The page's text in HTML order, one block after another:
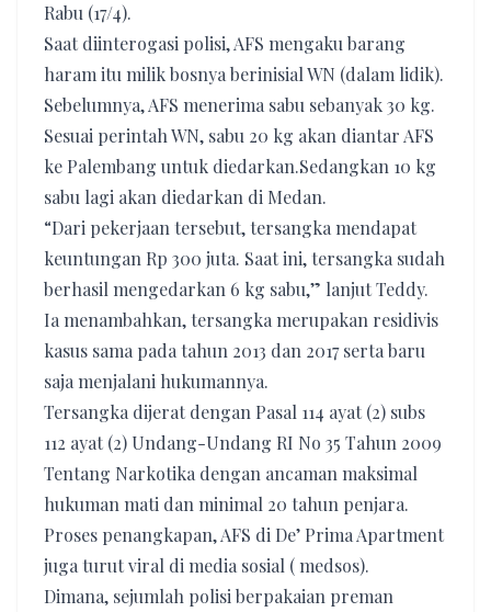
Rabu (17/4).
Saat diinterogasi polisi, AFS mengaku barang
haram itu milik bosnya berinisial WN (dalam lidik).
Sebelumnya, AFS menerima sabu sebanyak 30 kg.
Sesuai perintah WN, sabu 20 kg akan diantar AFS
ke Palembang untuk diedarkan.Sedangkan 10 kg
sabu lagi akan diedarkan di Medan.
“Dari pekerjaan tersebut, tersangka mendapat
keuntungan Rp 300 juta. Saat ini, tersangka sudah
berhasil mengedarkan 6 kg sabu,” lanjut Teddy.
Ia menambahkan, tersangka merupakan residivis
kasus sama pada tahun 2013 dan 2017 serta baru
saja menjalani hukumannya.
Tersangka dijerat dengan Pasal 114 ayat (2) subs
112 ayat (2) Undang-Undang RI No 35 Tahun 2009
Tentang Narkotika dengan ancaman maksimal
hukuman mati dan minimal 20 tahun penjara.
Proses penangkapan, AFS di De’ Prima Apartment
juga turut viral di media sosial ( medsos).
Dimana, sejumlah polisi berpakaian preman